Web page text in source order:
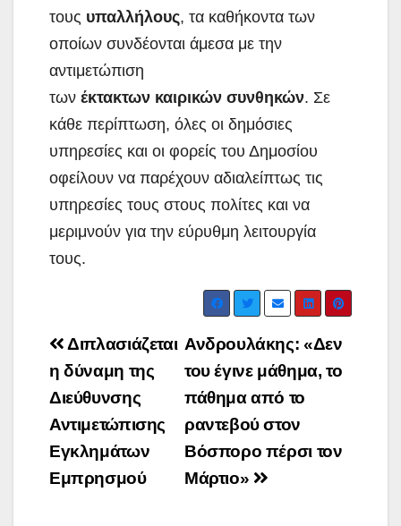
τους υπαλλήλους, τα καθήκοντα των
οποίων συνδέονται άμεσα με την
αντιμετώπιση
των έκτακτων καιρικών συνθηκών. Σε
κάθε περίπτωση, όλες οι δημόσιες
υπηρεσίες και οι φορείς του Δημοσίου
οφείλουν να παρέχουν αδιαλείπτως τις
υπηρεσίες τους στους πολίτες και να
μεριμνούν για την εύρυθμη λειτουργία
τους.
Post
navigation
Ανδρουλάκης: «Δεν
του έγινε μάθημα, το
πάθημα από το
ραντεβού στον
Βόσπορο πέρσι τον
Μάρτιο»
Διπλασιάζεται
η δύναμη της
Διεύθυνσης
Αντιμετώπισης
Εγκλημάτων
Εμπρησμού